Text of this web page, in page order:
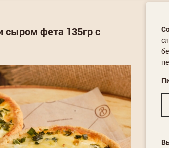
фета 135гр с